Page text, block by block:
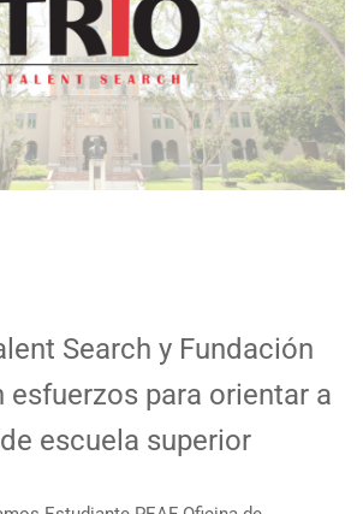
Search y Fundación
esfuerzos para orientar a
escuela superior